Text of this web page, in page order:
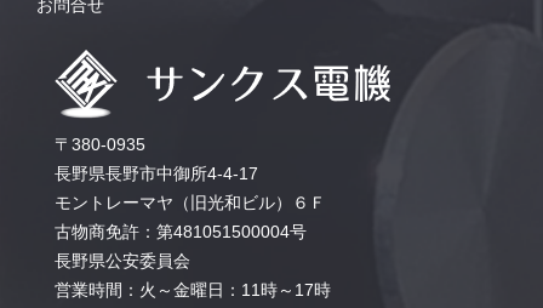
お問合せ
〒380-0935
長野県長野市中御所4-4-17
モントレーマヤ（旧光和ビル）６Ｆ
古物商免許：第481051500004号
長野県公安委員会
営業時間：火～金曜日：11時～17時